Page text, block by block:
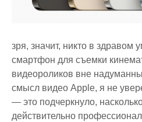
зря, значит, никто в здравом
смартфон для съемки
видеороликов вне
смысл видео Apple, я не
— это подчеркнуло,
действительно